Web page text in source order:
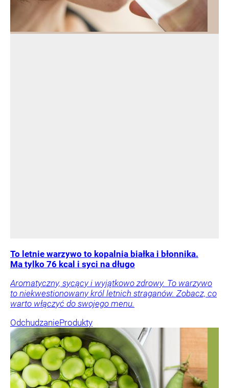
To letnie warzywo to kopalnia białka i błonnika.
Ma tylko 76 kcal i syci na długo
Aromatyczny, sycący i wyjątkowo zdrowy. To warzywo
to niekwestionowany król letnich straganów. Zobacz, co
warto włączyć do swojego menu.
OdchudzanieProdukty